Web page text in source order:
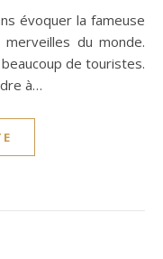
du monde.
de touristes.
à…